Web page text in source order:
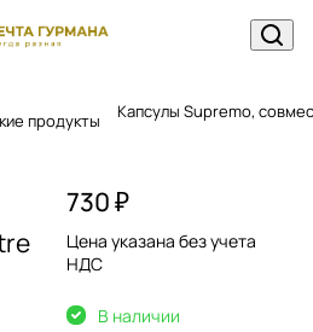
продукты Капсулы Supremo,
730 ₽
Цена указана без учета
НДС
В наличии